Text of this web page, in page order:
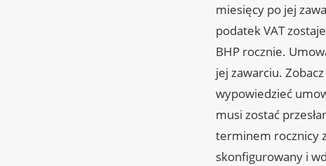
miesięcy po jej
podatek VAT
BHP rocznie.
jej zawarciu.
wypowiedzieć
musi zostać
terminem rocznicy
skonfigurowany i